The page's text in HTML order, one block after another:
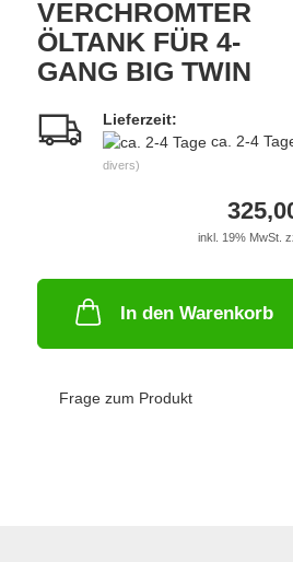
VERCHROMTER
ÖLTANK FÜR 4-
GANG BIG TWIN
Lieferzeit:
ca. 2-4
divers)
inkl. 19% MwSt.
In den Warenkorb
Frage zum Produkt